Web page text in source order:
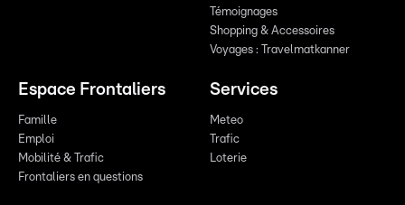
Témoignages
Shopping & Accessoires
Voyages : Travelmatkanner
Espace Frontaliers
Famille
Emploi
Mobilité & Trafic
Frontaliers en questions
Services
Meteo
Trafic
Loterie